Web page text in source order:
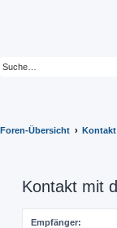
Foren-Übersicht
Kontakt mit
Empfänger: